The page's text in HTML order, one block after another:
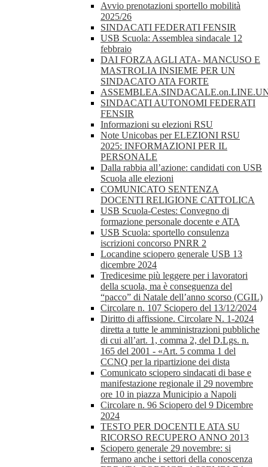
Avvio prenotazioni sportello mobilità
2025/26
SINDACATI FEDERATI FENSIR
USB Scuola: Assemblea sindacale 12
febbraio
DAI FORZA AGLI ATA- MANCUSO E
MASTROLIA INSIEME PER UN
SINDACATO ATA FORTE
SINDACATI AUTONOMI FEDERATI
FENSIR
Informazioni su elezioni RSU
Note Unicobas per ELEZIONI RSU
2025: INFORMAZIONI PER IL
PERSONALE
Dalla rabbia all’azione: candidati con USB
Scuola alle elezioni
COMUNICATO SENTENZA
DOCENTI RELIGIONE CATTOLICA
USB Scuola-Cestes: Convegno di
formazione personale docente e ATA
USB Scuola: sportello consulenza
iscrizioni concorso PNRR 2
Locandine sciopero generale USB 13
dicembre 2024
Tredicesime più leggere per i lavoratori
della scuola, ma è conseguenza del
“pacco” di Natale dell’anno scorso (CGIL)
Circolare n. 107 Sciopero del 13/12/2024
Diritto di affissione. Circolare N. 1-2024
diretta a tutte le amministrazioni pubbliche
di cui all’art. 1, comma 2, del D.Lgs. n.
165 del 2001 - «Art. 5 comma 1 del
CCNQ per la ripartizione dei dista
Comunicato sciopero sindacati di base e
manifestazione regionale il 29 novembre
ore 10 in piazza Municipio a Napoli
Circolare n. 96 Sciopero del 9 Dicembre
2024
TESTO PER DOCENTI E ATA SU
RICORSO RECUPERO ANNO 2013
Sciopero generale 29 novembre: si
fermano anche i settori della conoscenza